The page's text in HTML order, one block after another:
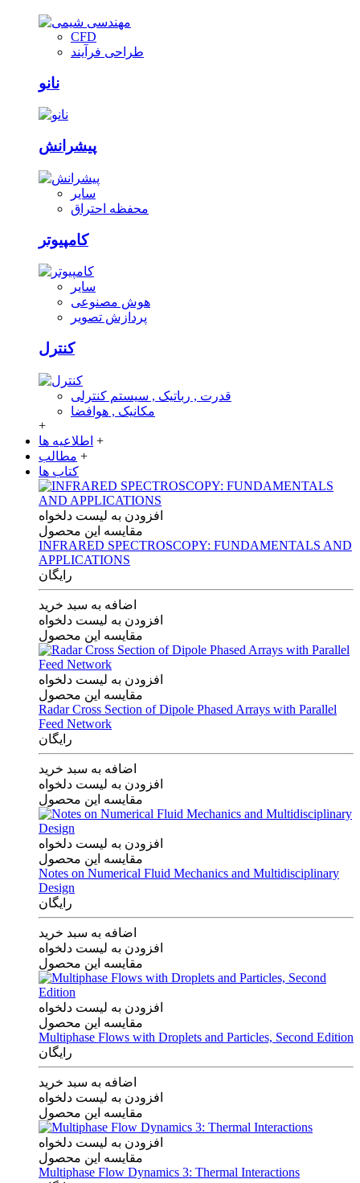
CFD
طراحی فرآیند
نانو
پیشرانش
سایر
محفظه احتراق
کامپیوتر
سایر
هوش مصنوعی
پردازش تصویر
کنترل
قدرت , رباتیک , سیستم کنترلی
مکانیک , هوافضا
+
اطلاعیه ها +
مطالب +
کتاب ها
افزودن به لیست دلخواه
مقایسه این محصول
INFRARED SPECTROSCOPY: FUNDAMENTALS AND
APPLICATIONS
رایگان
اضافه به سبد خرید
افزودن به لیست دلخواه
مقایسه این محصول
افزودن به لیست دلخواه
مقایسه این محصول
Radar Cross Section of Dipole Phased Arrays with Parallel
Feed Network
رایگان
اضافه به سبد خرید
افزودن به لیست دلخواه
مقایسه این محصول
افزودن به لیست دلخواه
مقایسه این محصول
Notes on Numerical Fluid Mechanics and Multidisciplinary
Design
رایگان
اضافه به سبد خرید
افزودن به لیست دلخواه
مقایسه این محصول
افزودن به لیست دلخواه
مقایسه این محصول
Multiphase Flows with Droplets and Particles, Second Edition
رایگان
اضافه به سبد خرید
افزودن به لیست دلخواه
مقایسه این محصول
افزودن به لیست دلخواه
مقایسه این محصول
Multiphase Flow Dynamics 3: Thermal Interactions